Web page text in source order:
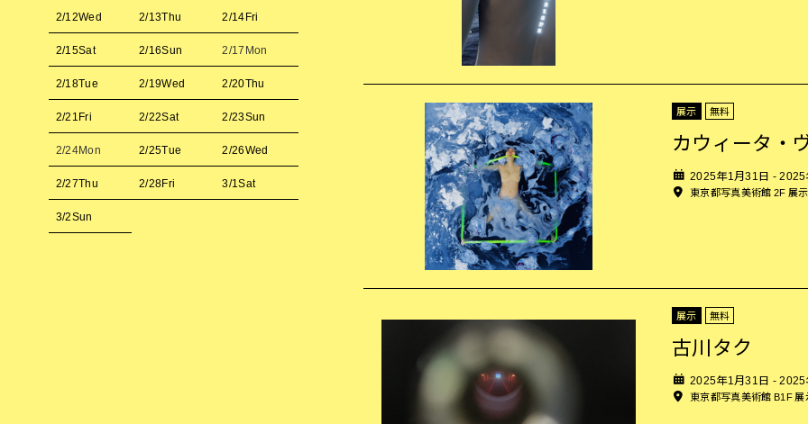
2/12Wed 2/13Thu 2/14Fri
2/15Sat 2/16Sun 2/17Mon
2/18Tue 2/19Wed 2/20Thu
2/21Fri 2/22Sat 2/23Sun
2/24Mon 2/25Tue 2/26Wed
2/27Thu 2/28Fri 3/1Sat
3/2Sun
展示 無料
カウィータ・
2025年1月31日 - 2025
東京都写真美術館 2F 展
展示 無料
古川タク
2025年1月31日 - 2025
東京都写真美術館 B1F 展